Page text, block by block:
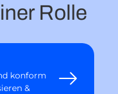
Rolle
konform
&